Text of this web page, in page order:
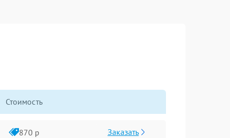
Стоимость
870 р Заказать